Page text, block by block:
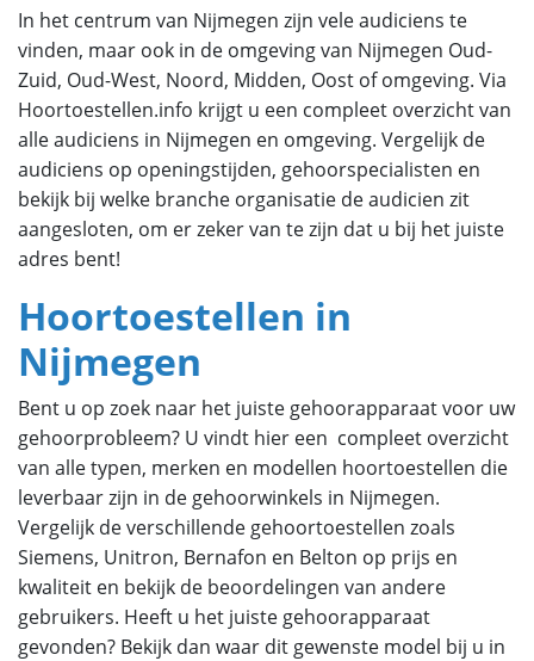
In het centrum van Nijmegen zijn vele audiciens te
vinden, maar ook in de omgeving van Nijmegen Oud-
Zuid, Oud-West, Noord, Midden, Oost of omgeving. Via
Hoortoestellen.info krijgt u een compleet overzicht van
alle audiciens in Nijmegen en omgeving. Vergelijk de
audiciens op openingstijden, gehoorspecialisten en
bekijk bij welke branche organisatie de audicien zit
aangesloten, om er zeker van te zijn dat u bij het juiste
adres bent!
Hoortoestellen in
Nijmegen
Bent u op zoek naar het juiste gehoorapparaat voor uw
gehoorprobleem? U vindt hier een compleet overzicht
van alle typen, merken en modellen hoortoestellen die
leverbaar zijn in de gehoorwinkels in Nijmegen.
Vergelijk de verschillende gehoortoestellen zoals
Siemens, Unitron, Bernafon en Belton op prijs en
kwaliteit en bekijk de beoordelingen van andere
gebruikers. Heeft u het juiste gehoorapparaat
gevonden? Bekijk dan waar dit gewenste model bij u in